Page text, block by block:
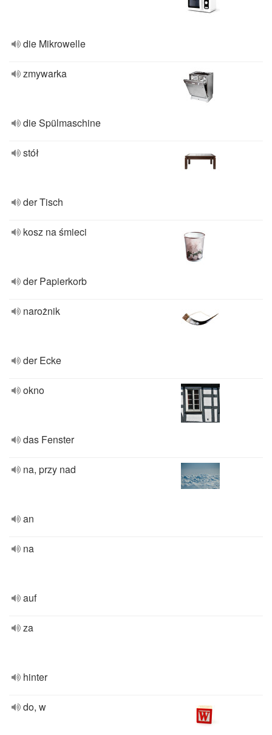
die Mikrowelle
zmywarka
die Spülmaschine
stół
der Tisch
kosz na śmieci
der Papierkorb
narożnik
der Ecke
okno
das Fenster
na, przy nad
an
na
auf
za
hinter
do, w